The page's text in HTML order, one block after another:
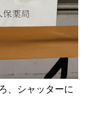
、シャッターに